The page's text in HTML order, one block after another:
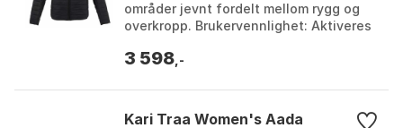
områder jevnt fordelt mellom rygg og
overkropp. Brukervennlighet: Aktiveres
lader/powerbank. Blueto...
3 598 ,-
Kari Traa Women's Aada